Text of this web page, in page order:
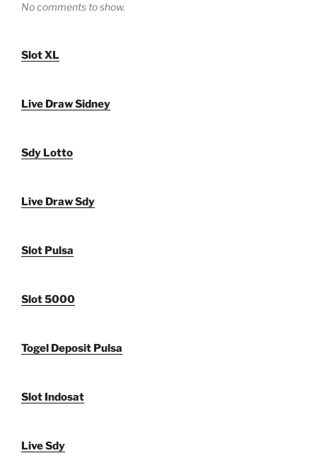
No comments to show.
Slot XL
Live Draw Sidney
Sdy Lotto
Live Draw Sdy
Slot Pulsa
Slot 5000
Togel Deposit Pulsa
Slot Indosat
Live Sdy